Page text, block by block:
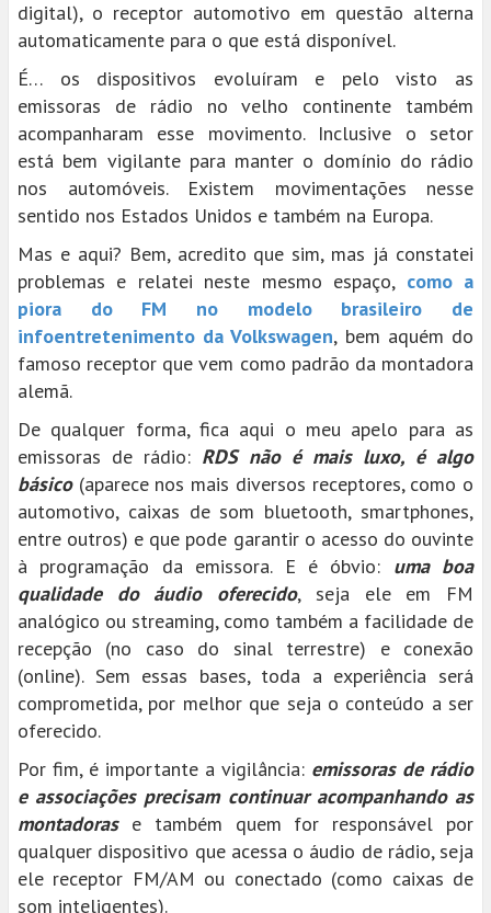
digital), o receptor automotivo em questão alterna
automaticamente para o que está disponível.
É… os dispositivos evoluíram e pelo visto as
emissoras de rádio no velho continente também
acompanharam esse movimento. Inclusive o setor
está bem vigilante para manter o domínio do rádio
nos automóveis. Existem movimentações nesse
sentido nos Estados Unidos e também na Europa.
Mas e aqui? Bem, acredito que sim, mas já constatei
problemas e relatei neste mesmo espaço, como a
piora do FM no modelo brasileiro de
infoentretenimento da Volkswagen, bem aquém do
famoso receptor que vem como padrão da montadora
alemã.
De qualquer forma, fica aqui o meu apelo para as
emissoras de rádio: RDS não é mais luxo, é algo
básico(aparece nos mais diversos receptores, como o
automotivo, caixas de som bluetooth, smartphones,
entre outros) e que pode garantir o acesso do ouvinte
à programação da emissora. E é óbvio: uma boa
qualidade do áudio oferecido, seja ele em FM
analógico ou streaming, como também a facilidade de
recepção (no caso do sinal terrestre) e conexão
(online). Sem essas bases, toda a experiência será
comprometida, por melhor que seja o conteúdo a ser
oferecido.
Por fim, é importante a vigilância: emissoras de rádio
e associações precisam continuar acompanhando as
montadorase também quem for responsável por
qualquer dispositivo que acessa o áudio de rádio, seja
ele receptor FM/AM ou conectado (como caixas de
som inteligentes).